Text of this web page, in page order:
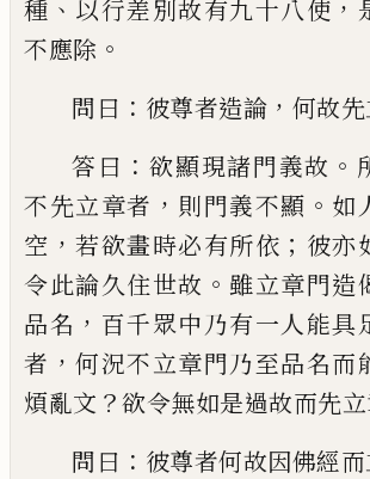
種 、 以行差別故有九十八使 ，
不應除 。
問曰 ： 彼尊者造論 ， 何故
答 曰 ：欲顯現諸門義故 。
不先立章者 ， 則門義不顯 。 如
空 ，若欲畫時必有所依 ； 彼亦
令此論久住世故 。雖立章門造
品名 ， 百千眾中乃有一人能具
者 ，何況不立章門乃至品名而
煩亂文 ？欲令無如是過故而先
問曰 ： 彼尊者何故因佛經